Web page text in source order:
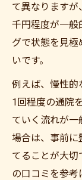
て異なります
千円程度が一般
グで状態を見極
いです。
例えば、慢性的
1回程度の通院
ていく流れが一
場合は、事前に
てることが大切
の口コミを参考